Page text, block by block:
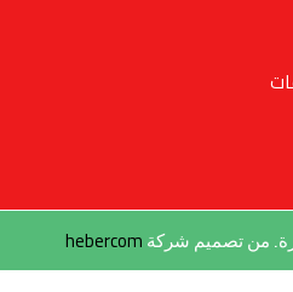
من تصميم شركة hebercom